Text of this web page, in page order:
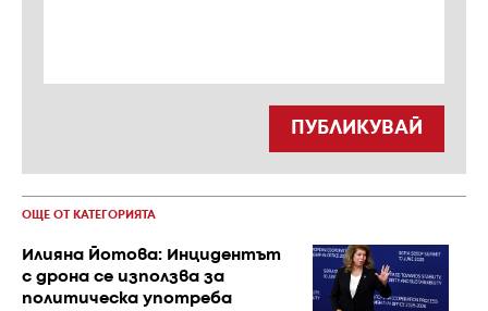
ПУБЛИКУВАЙ
ОЩЕ ОТ КАТЕГОРИЯТА
Илияна Йотова: Инцидентът
с дрона се използва за
политическа употреба